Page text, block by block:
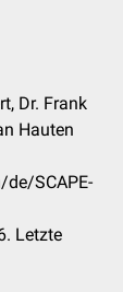
Dr. Frank
Hauten
SCAPE-
Letzte